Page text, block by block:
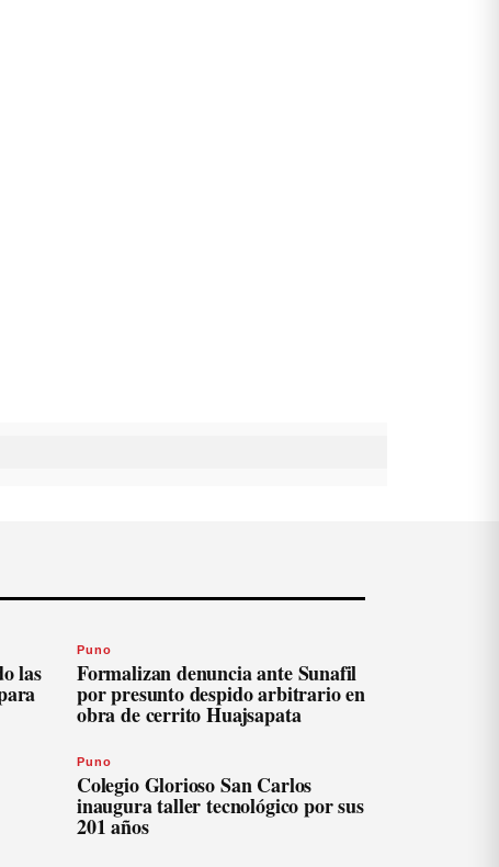
las
Puno
Formalizan denuncia ante Sunafil
por presunto despido arbitrario en
obra de cerrito Huajsapata
Puno
Colegio Glorioso San Carlos
inaugura taller tecnológico por sus
201 años